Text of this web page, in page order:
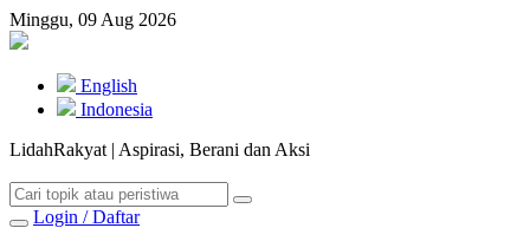
Minggu, 09 Aug 2026
English
Indonesia
LidahRakyat | Aspirasi, Berani dan Aksi
Login / Daftar